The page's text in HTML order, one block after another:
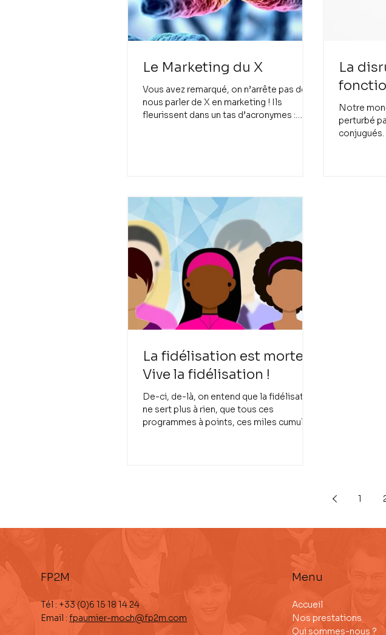
Le Marketing du X
Vous avez remarqué, on n’arrête pas de
nous parler de X en marketing ! Ils
fleurissent dans un tas d’acronymes :
La
Notre
perturbé
conjugués.
La fidélisation est morte !
Vive la fidélisation !
De-ci, de-là, on entend que la fidélisation
ne sert plus à rien, que tous ces
programmes à points, ces miles cumulés,
1
FP2M
Tél : +33 (0)6 15 18 14 24
Email :fpaumier-moch@fp2m.com
Menu
Accueil
Nos prestations
Qui sommes-nous ?